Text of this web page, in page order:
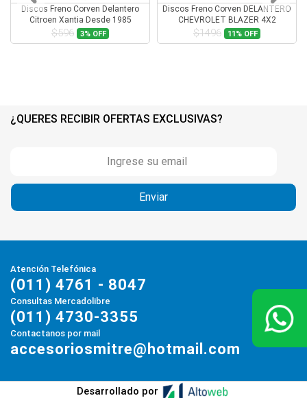
Discos Freno Corven Delantero
Citroen Xantia Desde 1985
$596 3% OFF
Discos Freno Corven DELANTERO
CHEVROLET BLAZER 4X2
$1496 11% OFF
¿QUERES RECIBIR OFERTAS EXCLUSIVAS?
Atención Telefónica
(011) 4761 - 8047
Consultas Mercadolibre
(011) 4730-3355
Contactanos por mail
accesoriosmitre@hotmail.com
Desarrollado por